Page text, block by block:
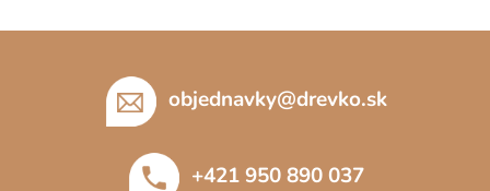
objednavky@drevko.sk
+421 950 890 037